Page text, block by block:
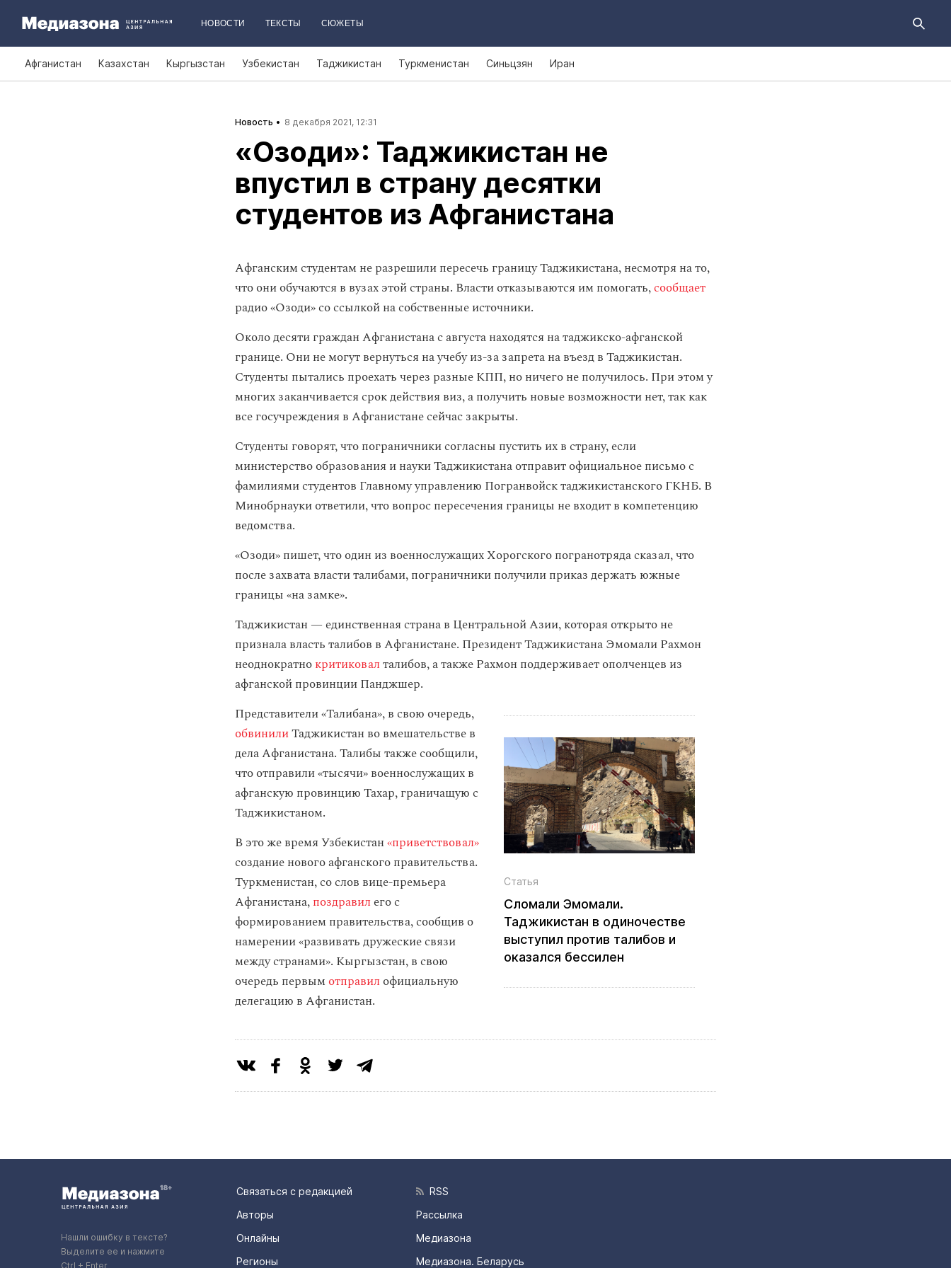
НОВОСТИ ТЕКСТЫ СЮЖЕТЫ
Афганистан Казахстан Кыргызстан Узбекистан Таджикистан Туркменистан Синьцзян Иран
Новость 8 декабря 2021, 12:31
«Озоди»: Таджикистан не
впустил в страну десятки
студентов из Афганистана
Афганским студентам не разрешили пересечь границу Таджикистана, несмотря на то,
что они обучаются в вузах этой страны. Власти отказываются им помогать,сообщает
радио «Озоди» со ссылкой на собственные источники.
Около десяти граждан Афганистана с августа находятся на таджикско-афганской
границе. Они не могут вернуться на учебу из-за запрета на въезд в Таджикистан.
Студенты пытались проехать через разные КПП, но ничего не получилось. При этом у
многих заканчивается срок действия виз, а получить новые возможности нет, так как
все госучреждения в Афганистане сейчас закрыты.
Студенты говорят, что пограничники согласны пустить их в страну, если
министерство образования и науки Таджикистана отправит официальное письмо с
фамилиями студентов Главному управлению Погранвойск таджикистанского ГКНБ. В
Минобрнауки ответили, что вопрос пересечения границы не входит в компетенцию
ведомства.
«Озоди» пишет, что один из военнослужащих Хорогского погранотряда сказал, что
после захвата власти талибами, пограничники получили приказ держать южные
границы «на замке».
Таджикистан — единственная страна в Центральной Азии, которая открыто не
признала власть талибов в Афганистане. Президент Таджикистана Эмомали Рахмон
неоднократнокритиковалталибов, а также Рахмон поддерживает ополченцев из
афганской провинции Панджшер.
Статья
Сломали Эмомали.
Таджикистан в одиночестве
выступил против талибов и
оказался бессилен
Представители «Талибана», в свою очередь,
обвинилиТаджикистан во вмешательстве в
дела Афганистана. Талибы также сообщили,
что отправили «тысячи» военнослужащих в
афганскую провинцию Тахар, граничащую с
Таджикистаном.
В это же время Узбекистан«приветствовал»
создание нового афганского правительства.
Туркменистан, со слов вице-премьера
Афганистана,поздравилего с
формированием правительства, сообщив о
намерении «развивать дружеские связи
между странами». Кыргызстан, в свою
очередь первым отправил официальную
делегацию в Афганистан.
Нашли ошибку в тексте?
Выделите ее и нажмите
Ctrl + Enter
Связаться с редакцией
Авторы
Онлайны
Регионы
RSS
Рассылка
Медиазона
Медиазона. Беларусь